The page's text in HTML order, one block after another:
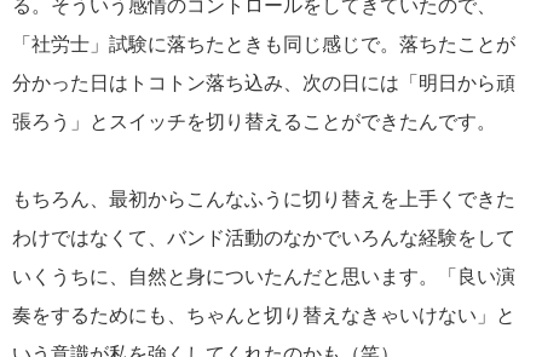
る。そういう感情のコントロールをしてきていたので、
「社労士」試験に落ちたときも同じ感じで。落ちたことが
分かった日はトコトン落ち込み、次の日には「明日から頑
張ろう」とスイッチを切り替えることができたんです。
もちろん、最初からこんなふうに切り替えを上手くできた
わけではなくて、バンド活動のなかでいろんな経験をして
いくうちに、自然と身についたんだと思います。「良い演
奏をするためにも、ちゃんと切り替えなきゃいけない」と